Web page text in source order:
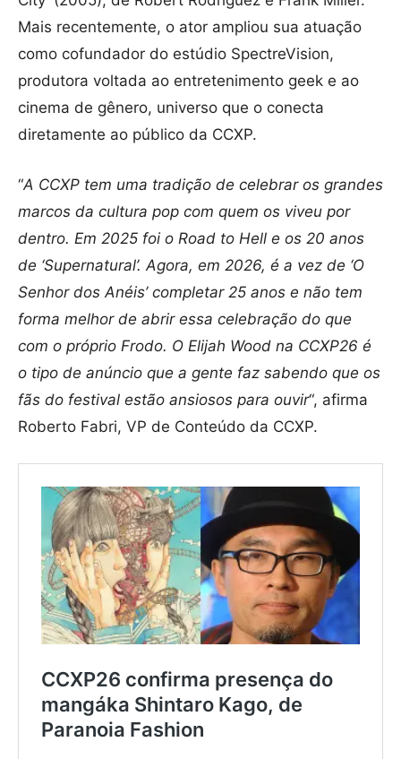
Mais recentemente, o ator ampliou sua atuação
como cofundador do estúdio SpectreVision,
produtora voltada ao entretenimento geek e ao
cinema de gênero, universo que o conecta
diretamente ao público da CCXP.
“A CCXP tem uma tradição de celebrar os grandes
marcos da cultura pop com quem os viveu por
dentro. Em 2025 foi o Road to Hell e os 20 anos
de ‘Supernatural’. Agora, em 2026, é a vez de ‘O
Senhor dos Anéis’ completar 25 anos e não tem
forma melhor de abrir essa celebração do que
com o próprio Frodo. O Elijah Wood na CCXP26 é
o tipo de anúncio que a gente faz sabendo que os
fãs do festival estão ansiosos para ouvir“, afirma
Roberto Fabri, VP de Conteúdo da CCXP.